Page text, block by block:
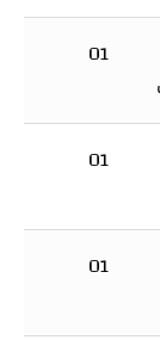
01
01
01